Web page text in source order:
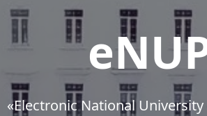
«Еlectronic National